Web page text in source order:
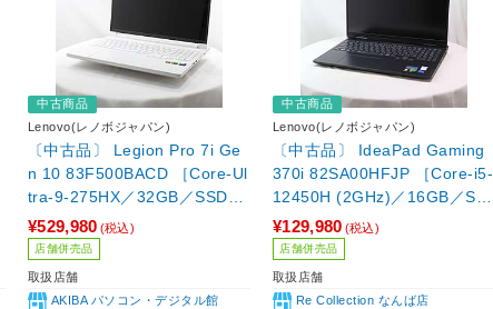
中古商品
Lenovo(レノボジャパン)
〔中古品〕 Legion Pro 7i Ge
n 10 83F500BACD ［Core-Ul
tra-9-275HX／32GB／SSD1T
B／GeForce RTX 5080(16G
B)／16インチ／Windows11 H
ome(中国語版)］
¥529,980 (税込)
店舗併売品
取扱店舗
AKIBA パソコン・デジタル館
中古商品
Lenovo(レノボジャパン)
〔中古品〕 IdeaPad Gaming
370i 82SA00HFJP ［Core-i5-
12450H (2GHz)／16GB／SS
D512GB／GeForce RTX 306
0(6GB)／16インチワイド／Wi
ndows11 Home］
¥129,980 (税込)
店舗併売品
取扱店舗
Re Collection なんば店